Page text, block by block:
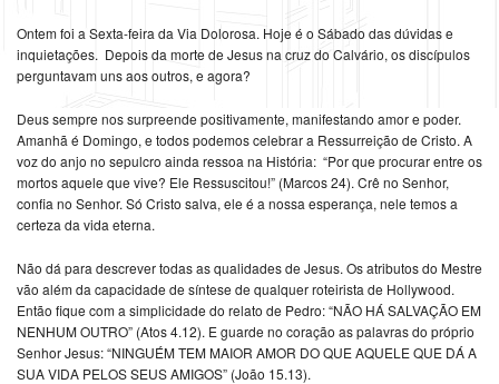
Ontem foi a Sexta-feira da Via Dolorosa. Hoje é o Sábado das dúvidas e
inquietações. Depois da morte de Jesus na cruz do Calvário, os discípulos
perguntavam uns aos outros, e agora?
Deus sempre nos surpreende positivamente, manifestando amor e poder.
Amanhã é Domingo, e todos podemos celebrar a Ressurreição de Cristo. A
voz do anjo no sepulcro ainda ressoa na História: “Por que procurar entre os
mortos aquele que vive? Ele Ressuscitou!” (Marcos 24). Crê no Senhor,
confia no Senhor. Só Cristo salva, ele é a nossa esperança, nele temos a
certeza da vida eterna.
Não dá para descrever todas as qualidades de Jesus. Os atributos do Mestre
vão além da capacidade de síntese de qualquer roteirista de Hollywood.
Então fique com a simplicidade do relato de Pedro: “NÃO HÁ SALVAÇÃO EM
NENHUM OUTRO” (Atos 4.12). E guarde no coração as palavras do próprio
Senhor Jesus: “NINGUÉM TEM MAIOR AMOR DO QUE AQUELE QUE DÁ A
SUA VIDA PELOS SEUS AMIGOS” (João 15.13).